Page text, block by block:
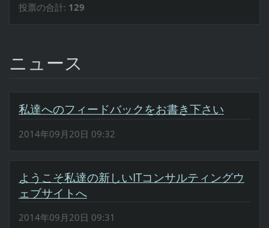
投票の合計: 129
ニュース
私達へのフィードバックをお書き下さい
2014年09月20日 09:32
ようこそ私達の新しいITコンサルティングウ
ェブサイトへ
2014年09月20日 09:31